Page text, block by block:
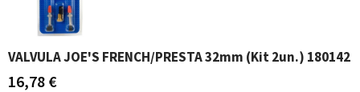
VALVULA JOE'S FRENCH/PRESTA 32mm (Kit 2un.) 180142
16,78 €